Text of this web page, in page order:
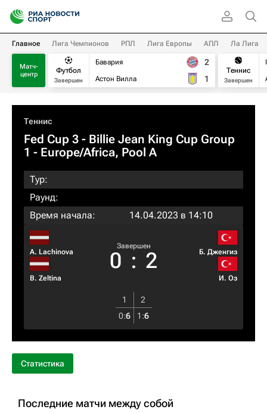
Главное Лига Чемпионов РПЛ Лига Европы АПЛ Ла Лига
Матч-
центр
Футбол
Завершен
Бавария
Астон Вилла
2
1
Теннис
Завершен
Теннис
Fed Cup 3 - Billie Jean King Cup Group
1 - Europe/Africa, Pool A
Тур:
Раунд:
Время начала:
14.04.2023 в 14:10
A. Lachinova
B. Zeltina
Завершен
0 : 2 Б. Дженгиз
И. Оз
1
2
0:6 1 :6
Статистика
Последние матчи между собой